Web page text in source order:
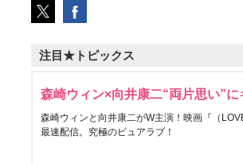
注目★トピックス
森崎ウィン×向井康二“両片思い”
森崎ウィンと向井康二がW主演！映画『（
最速配信。究極のピュアラブ！